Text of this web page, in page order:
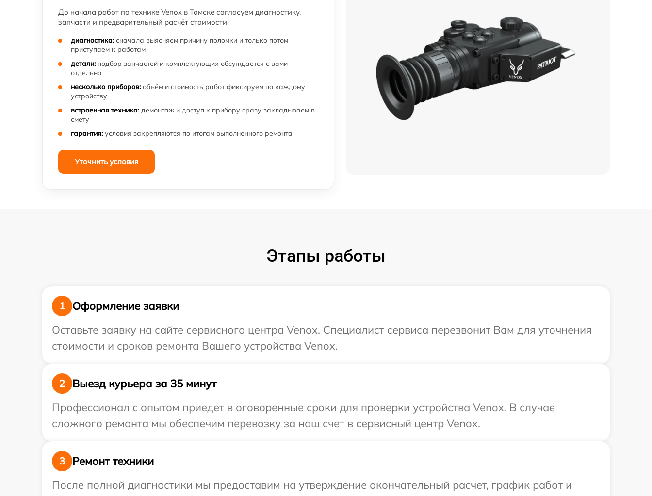
До начала работ по технике Venox в Томске согласуем диагностику,
запчасти и предварительный расчёт стоимости:
диагностика: сначала выясняем причину поломки и только потом
приступаем к работам
детали: подбор запчастей и комплектующих обсуждается с вами
отдельно
несколько приборов: объём и стоимость работ фиксируем по каждому
устройству
встроенная техника: демонтаж и доступ к прибору сразу закладываем в
смету
гарантия: условия закрепляются по итогам выполненного ремонта
Уточнить условия
Этапы работы
1
Оформление заявки
Оставьте заявку на сайте сервисного центра Venox. Специалист сервиса перезвонит Вам для уточнения
стоимости и сроков ремонта Вашего устройства Venox.
2
Выезд курьера за 35 минут
Профессионал с опытом приедет в оговоренные сроки для проверки устройства Venox. В случае
сложного ремонта мы обеспечим перевозку за наш счет в сервисный центр Venox.
3
Ремонт техники
После полной диагностики мы предоставим на утверждение окончательный расчет, график работ и